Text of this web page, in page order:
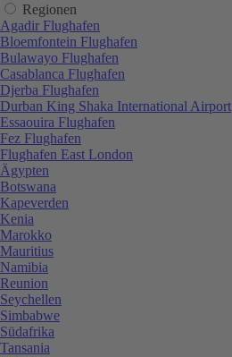
Regionen
Agadir Flughafen
Bloemfontein Flughafen
Bulawayo Flughafen
Casablanca Flughafen
Djerba Flughafen
Durban King Shaka International Airport
Essaouira Flughafen
Fez Flughafen
Flughafen East London
Ägypten
Botswana
Kapeverden
Kenia
Marokko
Mauritius
Namibia
Reunion
Seychellen
Simbabwe
Südafrika
Tansania